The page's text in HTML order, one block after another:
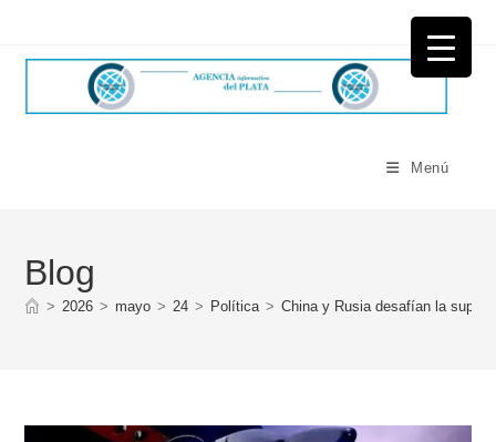
Menú
Blog
> 2026 > mayo > 24 > Política > China y Rusia desafían la